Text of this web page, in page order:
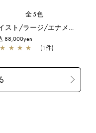
全5色
ツイスト/ラージ/エナメルブラック
88,000yen
★ ★ ★ ★ (1件)